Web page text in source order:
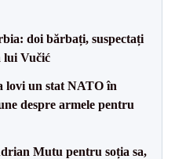
doi bărbați, suspectați
lui Vučić
lovi un stat NATO în
despre armele pentru
Mutu pentru soția sa,